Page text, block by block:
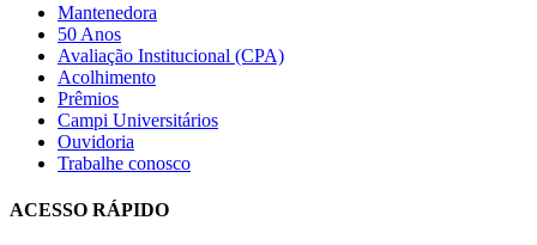
Mantenedora
50 Anos
Avaliação Institucional (CPA)
Acolhimento
Prêmios
Campi Universitários
Ouvidoria
Trabalhe conosco
ACESSO RÁPIDO